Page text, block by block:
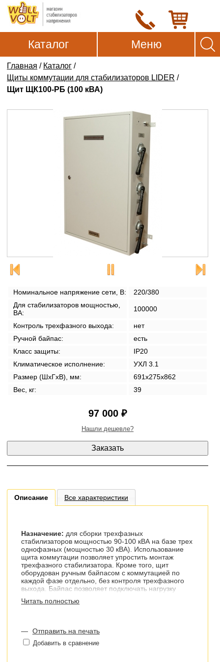
Каталог Меню
Главная / Каталог /
Щиты коммутации для стабилизаторов LIDER /
Щит ЩК100-РБ (100 кВА)
Номинальное напряжение сети, В:
220/380
Для стабилизаторов мощностью,
ВА:
100000
Контроль трехфазного выхода:
нет
Ручной байпас:
есть
Класс защиты:
IP20
Климатическое исполнение:
УХЛ 3.1
Размер (ШxГxВ), мм:
691x275x862
Вес, кг:
39
97 000 ₽
Нашли дешевле?
Описание Все характеристики
Назначение: для сборки трехфазных
стабилизаторов мощностью 90-100 кВА на базе трех
однофазных (мощностью 30 кВА). Использование
щита коммутации позволяет упростить монтаж
трехфазного стабилизатора. Кроме того, щит
оборудован ручным байпасом с коммутацией по
каждой фазе отдельно, без контроля трехфазного
выхода. Байпас позволяет подключать нагрузку
что удобно при эксплуатации. Например, если один
останется. Останется только включить байпас и
снять неисправный блок для последующего ремонта
или замены. Без байпаса придется вызывать
Читать полностью
— Отправить на печать
Добавить в сравнение